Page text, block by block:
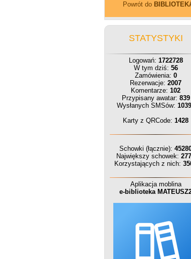
Powrót do
STATYSTYKI
Logowań: 1722728
W tym dziś: 56
Zamówienia: 0
Rezerwacje: 2007
Komentarze: 102
Przypisany awatar: 839
Wysłanych SMSów:
Karty z QRCode: 1428
Schowki (łącznie):
Największy schowek:
Korzystających z nich:
Aplikacja moblina
e-biblioteka